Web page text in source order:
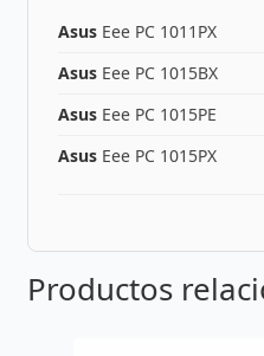
Asus Eee PC 1011PX
Asus Eee PC 1015BX
Asus Eee PC 1015PE
Asus Eee PC 1015PX
Productos